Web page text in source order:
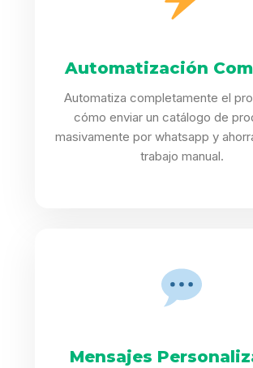
Automatización
Automatiza completamente el
cómo enviar un catálogo de
masivamente por whatsapp y
trabajo manual.
Mensajes